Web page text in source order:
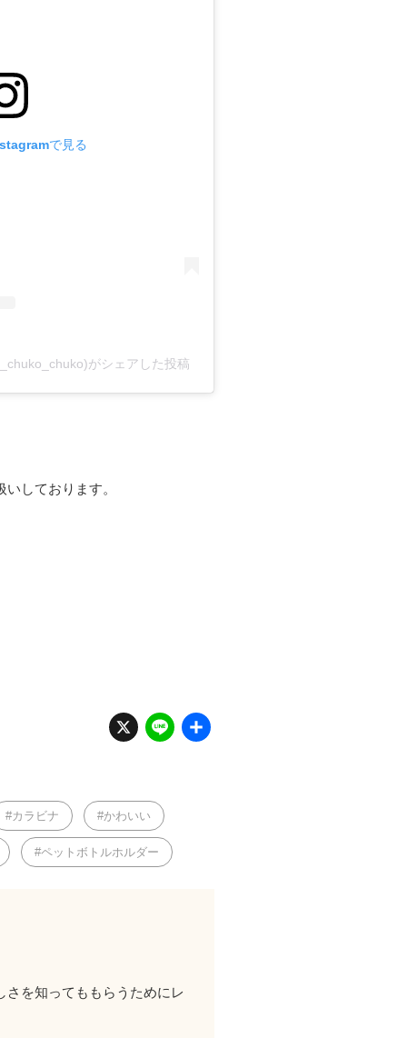
で見る
がシェアした投稿
しております。
X Li
n
カラビナ かわいい
ペットボトルホルダー
を知ってももらうためにレ